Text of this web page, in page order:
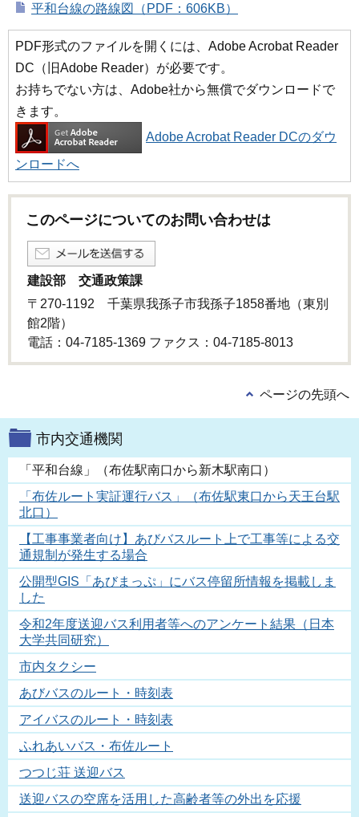
平和台線の路線図（PDF：606KB）
PDF形式のファイルを開くには、Adobe Acrobat Reader
DC（旧Adobe Reader）が必要です。
お持ちでない方は、Adobe社から無償でダウンロードで
きます。
Adobe Acrobat Reader DCのダウ
ンロードへ
このページについてのお問い合わせは
建設部 交通政策課
〒270-1192 千葉県我孫子市我孫子1858番地（東別
館2階）
電話：04-7185-1369 ファクス：04-7185-8013
ページの先頭へ
市内交通機関
「平和台線」（布佐駅南口から新木駅南口）
「布佐ルート実証運行バス」（布佐駅東口から天王台駅
北口）
【工事事業者向け】あびバスルート上で工事等による交
通規制が発生する場合
公開型GIS「あびまっぷ」にバス停留所情報を掲載しま
した
令和2年度送迎バス利用者等へのアンケート結果（日本
大学共同研究）
市内タクシー
あびバスのルート・時刻表
アイバスのルート・時刻表
ふれあいバス・布佐ルート
つつじ荘 送迎バス
送迎バスの空席を活用した高齢者等の外出を応援